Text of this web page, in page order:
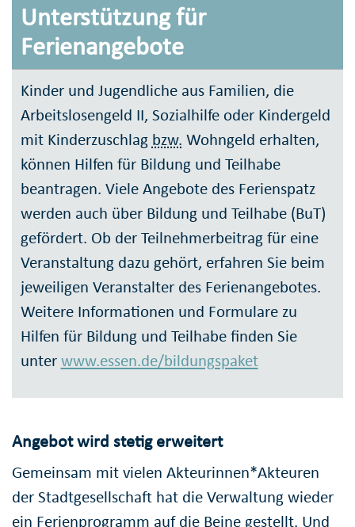
Unterstützung für
Ferienangebote
Kinder und Jugendliche aus Familien, die
Arbeitslosengeld II, Sozialhilfe oder Kindergeld
mit Kinderzuschlag bzw. Wohngeld erhalten,
können Hilfen für Bildung und Teilhabe
beantragen. Viele Angebote des Ferienspatz
werden auch über Bildung und Teilhabe (BuT)
gefördert. Ob der Teilnehmerbeitrag für eine
Veranstaltung dazu gehört, erfahren Sie beim
jeweiligen Veranstalter des Ferienangebotes.
Weitere Informationen und Formulare zu
Hilfen für Bildung und Teilhabe finden Sie
unterwww.essen.de/bildungspaket
Angebot wird stetig erweitert
Gemeinsam mit vielen Akteurinnen*Akteuren
der Stadtgesellschaft hat die Verwaltung wieder
ein Ferienprogramm auf die Beine gestellt. Und